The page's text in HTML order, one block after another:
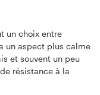
un choix entre
un aspect plus calme
et souvent un peu
résistance à la